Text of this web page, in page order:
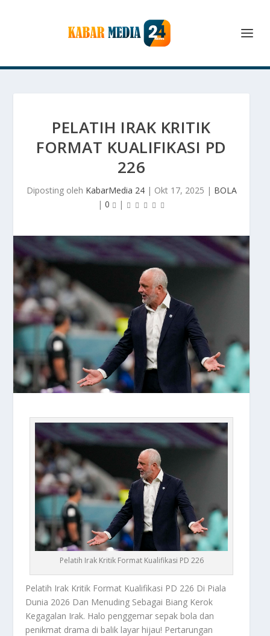
PELATIH IRAK KRITIK
FORMAT KUALIFIKASI PD
226
Diposting oleh KabarMedia 24| Okt 17, 2025 | BOLA
| 0 |
Pelatih Irak Kritik Format Kualifikasi PD 226
Pelatih Irak Kritik Format Kualifikasi PD 226 Di Piala
Dunia 2026 Dan Menuding Sebagai Biang Kerok
Kegagalan Irak. Halo penggemar sepak bola dan
penikmat drama di balik layar hijau! Pertarungan